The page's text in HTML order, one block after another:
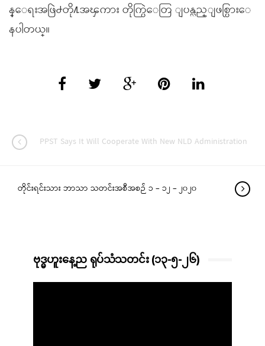
န္ေရးအဖြဲ႕တို႔အၾကား တိုက္ပြဲေတြ ျပန္လည္ျဖစ္ပြားေ
နပါတယ္။
PPST Says It Will Cooperate With New NLD Administration
တိုင်းရင်းသား ဘာသာ သတင်းအစီအစဉ် ၁ – ၁၂ – ၂၀၂၀
ဗုဒ္ဓဟူးနေ့ည ရုပ်သံသတင်း (၁၃-၅-၂၆)